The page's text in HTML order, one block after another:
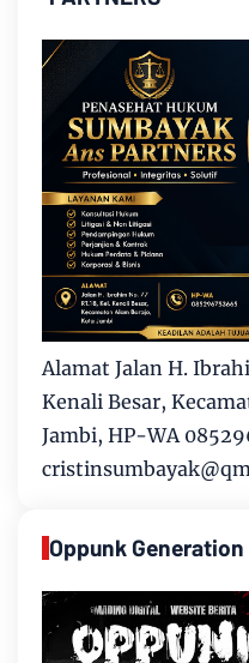
Alamat Jalan H.
Kenali Besar,
Jambi, HP-WA
Oppunk Generation